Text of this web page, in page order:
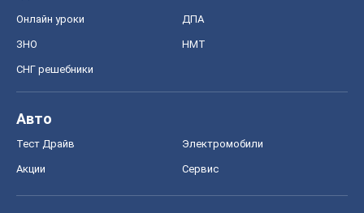
Онлайн уроки ДПА
ЗНО НМТ
СНГ решебники
Авто
Тест Драйв Электромобили
Акции Сервис